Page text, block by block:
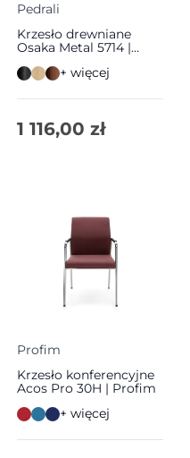
Pedrali
Krzesło drewniane
Osaka Metal 5714 |
+ więcej
1 116,00 zł
Profim
Krzesło konferencyjne
Acos Pro 30H | Profim
+ więcej